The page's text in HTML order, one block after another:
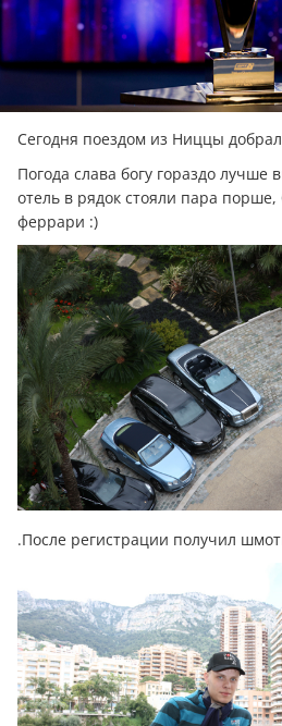
Сегодня поездом из Ниццы
Погода слава богу гораздо лучше
отель в рядок стояли пара
феррари :)
.После регистрации получил